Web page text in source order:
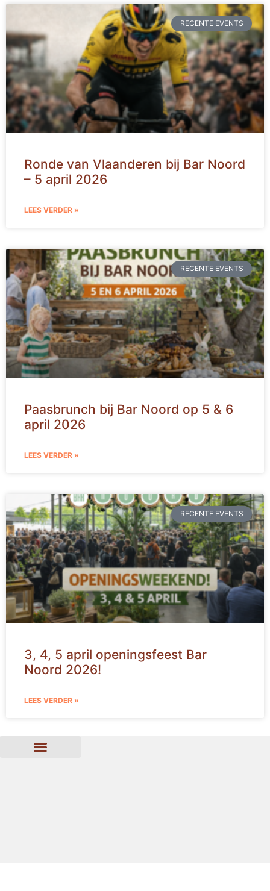
RECENTE EVENTS
Ronde van Vlaanderen bij Bar Noord
– 5 april 2026
LEES VERDER »
RECENTE EVENTS
Paasbrunch bij Bar Noord op 5 & 6
april 2026
LEES VERDER »
RECENTE EVENTS
3, 4, 5 april openingsfeest Bar
Noord 2026!
LEES VERDER »